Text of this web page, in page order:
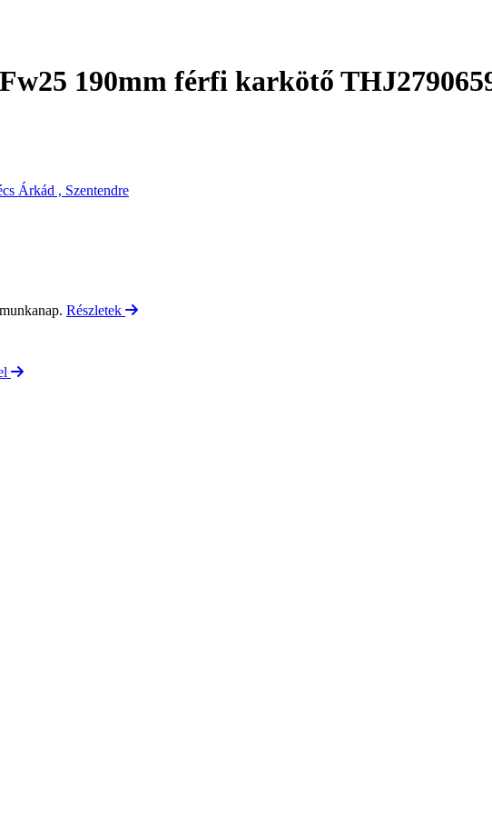
190mm férfi karkötő
Árkád , Szentendre
Részletek